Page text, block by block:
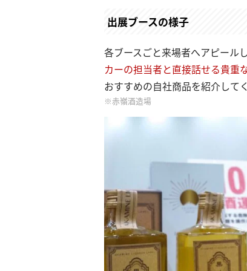
出展ブースの様子
各ブースごと来場者へアピール
カーの担当者と直接話せる貴重
おすすめの自社商品を紹介して
赤嶺酒造場